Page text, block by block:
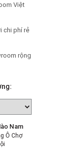
Việt
chi phí rẻ
rộng
Nam
Ô Chợ